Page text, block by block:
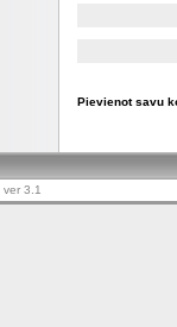
Pievienot savu
ver 3.1